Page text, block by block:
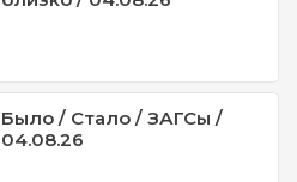
Было / Стало / ЗАГСы /
04.08.26